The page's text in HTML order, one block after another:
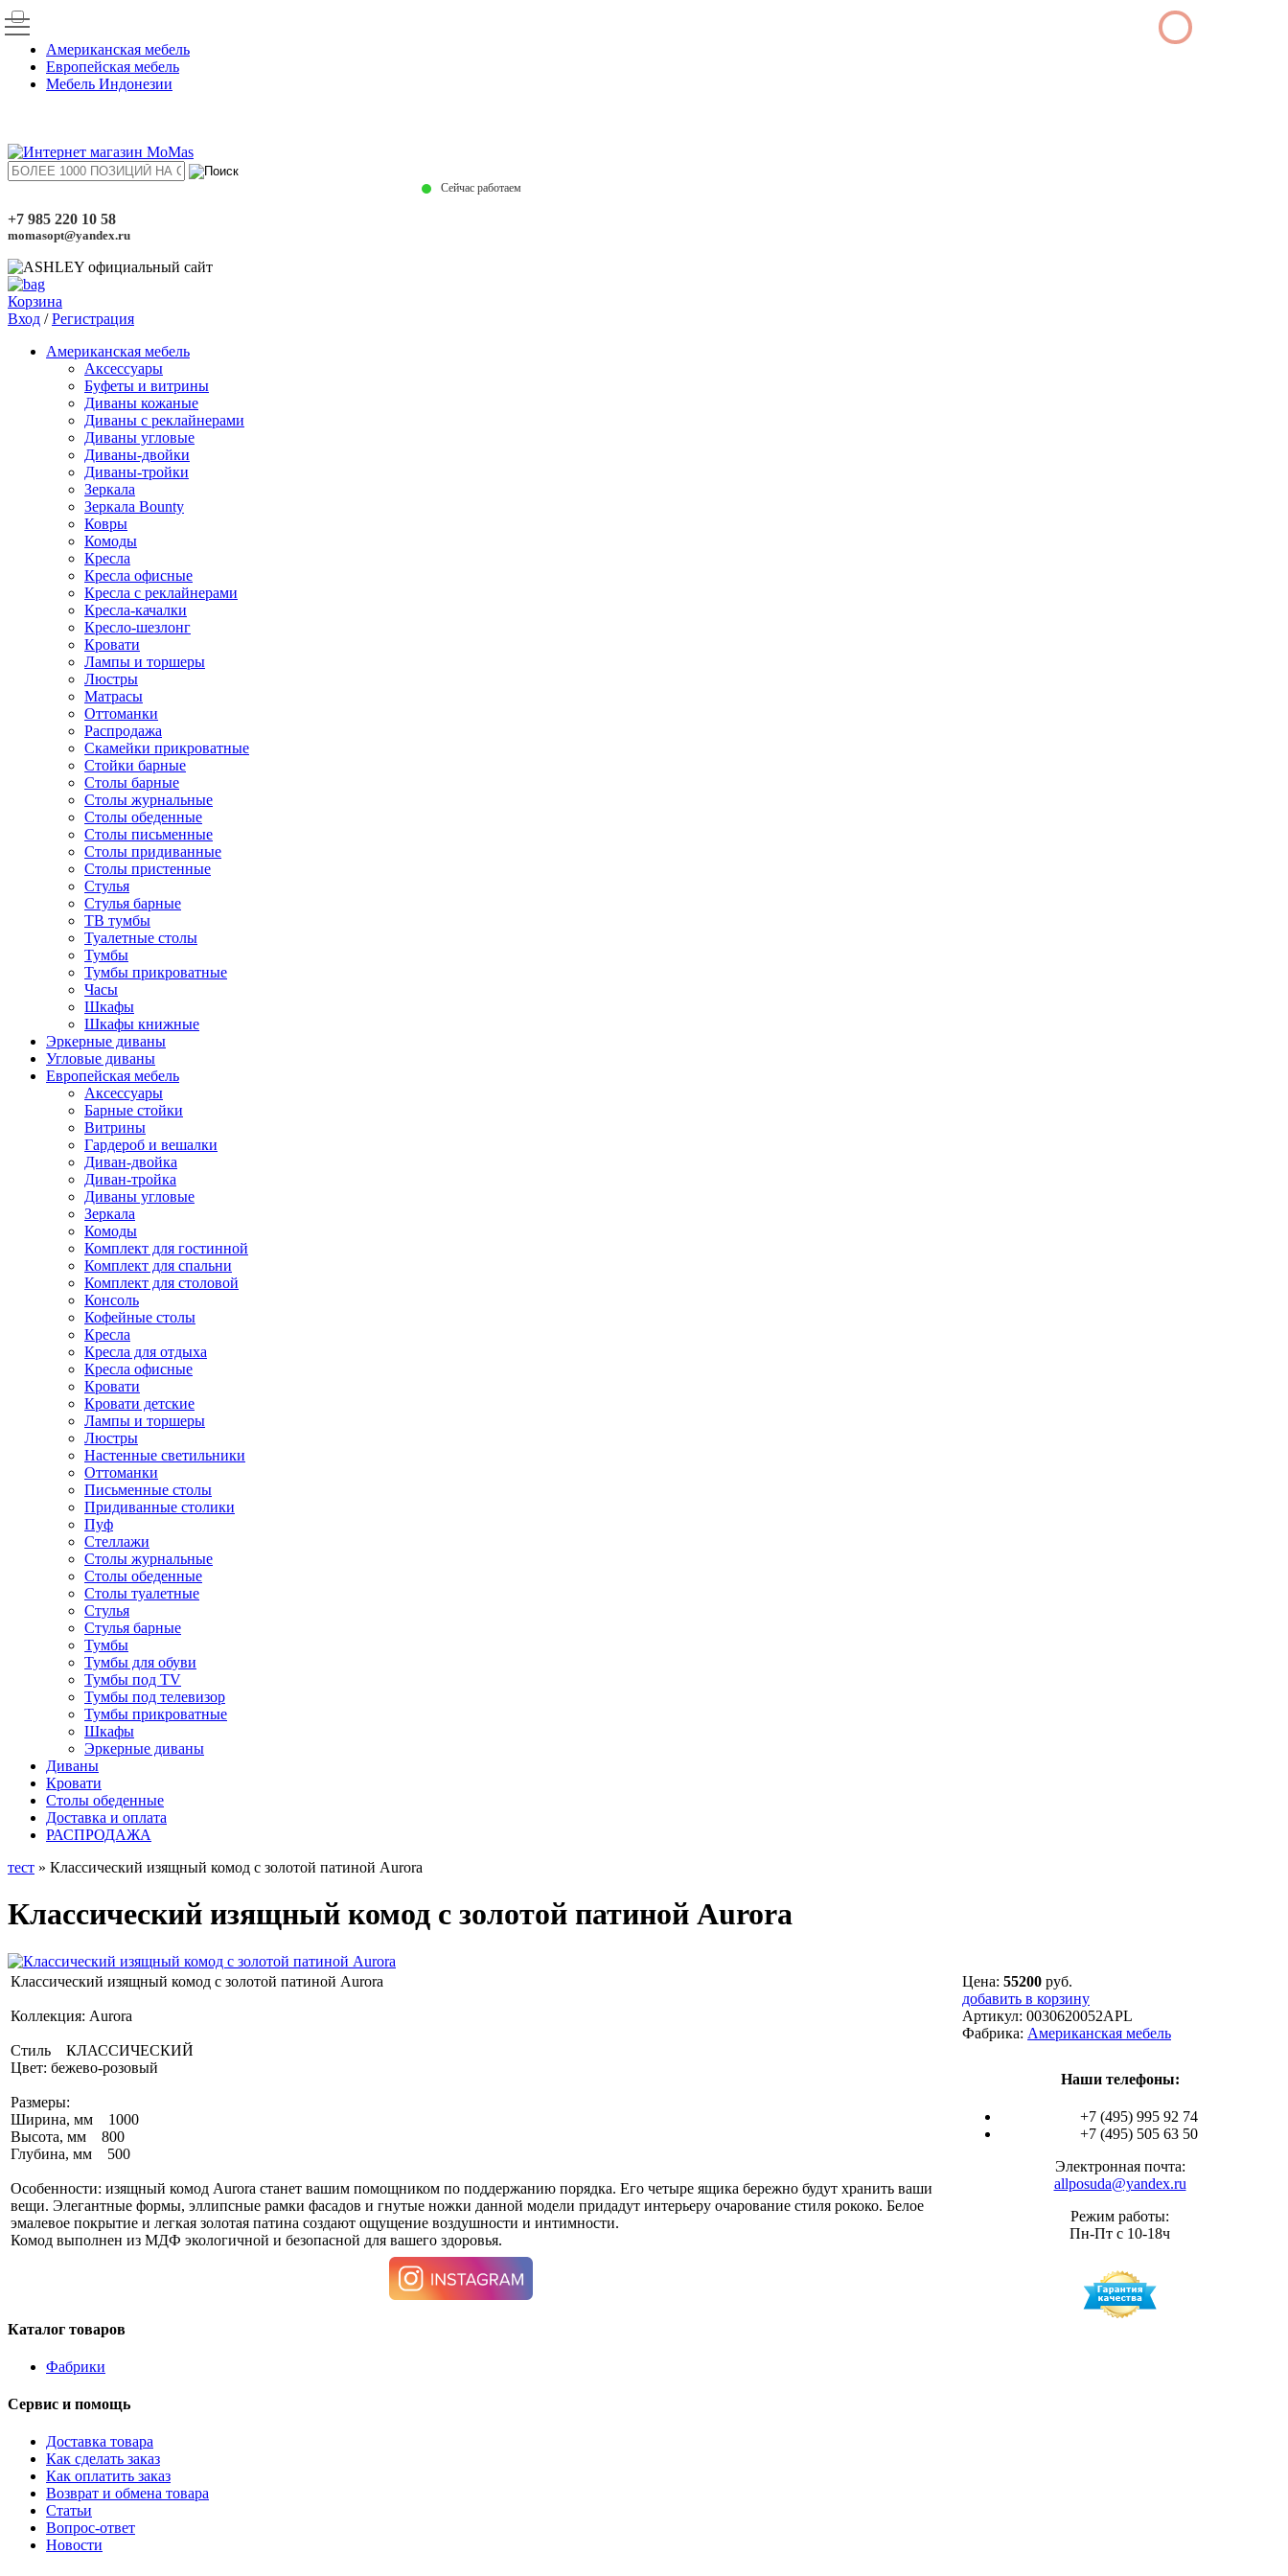
Американская мебель
Европейская мебель
Мебель Индонезии
Сейчас работаем
+7 985 220 10 58
momasopt@yandex.ru
Корзина
Вход /Регистрация
Американская мебель
Аксессуары
Буфеты и витрины
Диваны кожаные
Диваны с реклайнерами
Диваны угловые
Диваны-двойки
Диваны-тройки
Зеркала
Зеркала Bounty
Ковры
Комоды
Кресла
Кресла офисные
Кресла с реклайнерами
Кресла-качалки
Кресло-шезлонг
Кровати
Лампы и торшеры
Люстры
Матрасы
Оттоманки
Распродажа
Скамейки прикроватные
Стойки барные
Столы барные
Столы журнальные
Столы обеденные
Столы письменные
Столы придиванные
Столы пристенные
Стулья
Стулья барные
ТВ тумбы
Туалетные столы
Тумбы
Тумбы прикроватные
Часы
Шкафы
Шкафы книжные
Эркерные диваны
Угловые диваны
Европейская мебель
Аксессуары
Барные стойки
Витрины
Гардероб и вешалки
Диван-двойка
Диван-тройка
Диваны угловые
Зеркала
Комоды
Комплект для гостинной
Комплект для спальни
Комплект для столовой
Консоль
Кофейные столы
Кресла
Кресла для отдыха
Кресла офисные
Кровати
Кровати детские
Лампы и торшеры
Люстры
Настенные светильники
Оттоманки
Письменные столы
Придиванные столики
Пуф
Стеллажи
Столы журнальные
Столы обеденные
Столы туалетные
Стулья
Стулья барные
Тумбы
Тумбы для обуви
Тумбы под TV
Тумбы под телевизор
Тумбы прикроватные
Шкафы
Эркерные диваны
Диваны
Кровати
Столы обеденные
Доставка и оплата
РАСПРОДАЖА
тест » Классический изящный комод с золотой патиной Aurora
Классический изящный комод с золотой патиной Aurora
Классический изящный комод с золотой патиной Aurora
Коллекция: Aurora
Стиль КЛАССИЧЕСКИЙ
Цвет: бежево-розовый
Размеры:
Ширина, мм 1000
Высота, мм 800
Глубина, мм 500
Особенности: изящный комод Aurora станет вашим помощником по поддержанию порядка. Его четыре ящика бережно будут хранить ваши
вещи. Элегантные формы, эллипсные рамки фасадов и гнутые ножки данной модели придадут интерьеру очарование стиля рококо. Белое
эмалевое покрытие и легкая золотая патина создают ощущение воздушности и интимности.
Комод выполнен из МДФ экологичной и безопасной для вашего здоровья.
Цена: 55200 руб.
добавить в корзину
Артикул: 0030620052APL
Фабрика: Американская мебель
Наши телефоны:
+7 (495) 995 92 74
+7 (495) 505 63 50
Электронная почта:
allposuda@yandex.ru
Режим работы:
Пн-Пт с 10-18ч
Каталог товаров
Фабрики
Сервис и помощь
Доставка товара
Как сделать заказ
Как оплатить заказ
Возврат и обмена товара
Статьи
Вопрос-ответ
Новости